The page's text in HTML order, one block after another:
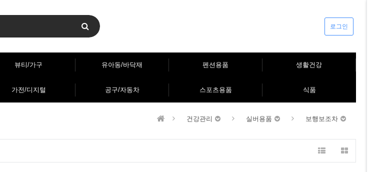
로그인
뷰티/가구 유아동/바닥재 펜션용품 생활건강
가전/디지털 공구/자동차 스포츠용품 식품
건강관리 실버용품 보행보조차